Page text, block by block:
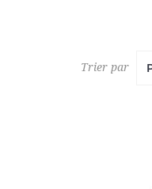
Trier par